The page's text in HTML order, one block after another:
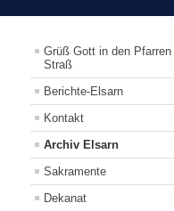
Grüß Gott in den
Straß
Berichte-Elsarn
Kontakt
Archiv Elsarn
Sakramente
Dekanat